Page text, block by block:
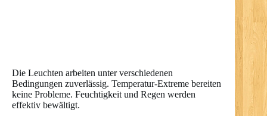
Die Leuchten arbeiten unter verschiedenen
Bedingungen zuverlässig. Temperatur-Extreme bereiten
keine Probleme. Feuchtigkeit und Regen werden
effektiv bewältigt.